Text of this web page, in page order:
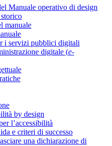
Manuale operativo di design
manuale
i servizi pubblici digitali
digitale (e-
by design
l’accessibilità
e criteri di successo
una dichiarazione di